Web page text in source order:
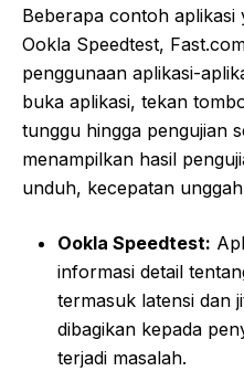
Beberapa contoh
Ookla Speedtest,
penggunaan aplikasi-
buka aplikasi, tekan
tunggu hingga pengujian
menampilkan hasil
unduh, kecepatan
Ookla Speedtest:
informasi detail
termasuk latensi dan
dibagikan kepada
terjadi masalah.